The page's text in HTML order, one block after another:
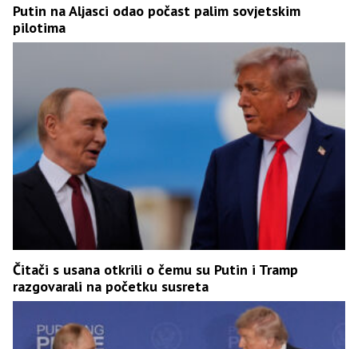
Putin na Aljasci odao počast palim sovjetskim
pilotima
Čitači s usana otkrili o čemu su Putin i Tramp
razgovarali na početku susreta